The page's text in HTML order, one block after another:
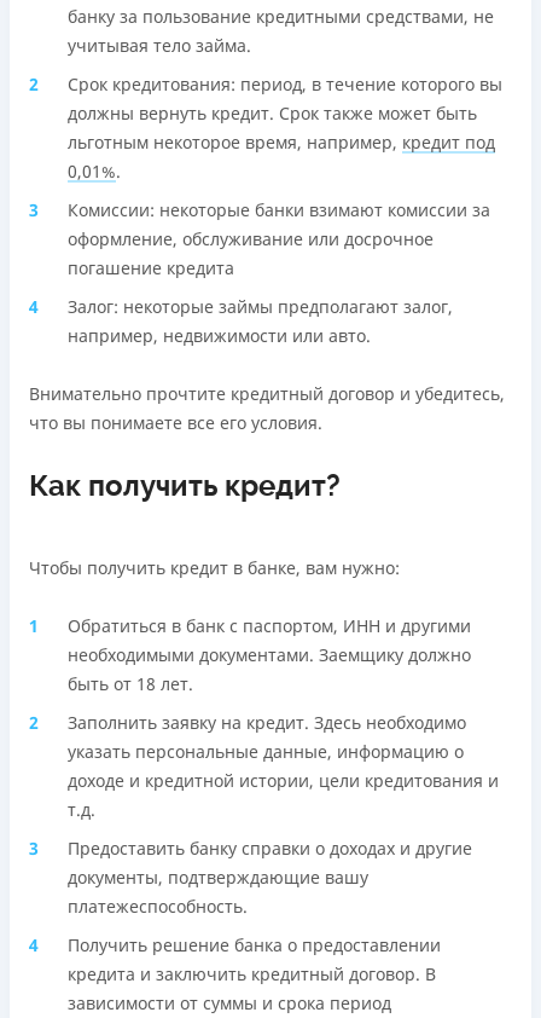
банку за пользование кредитными средствами, не
учитывая тело займа.
Срок кредитования: период, в течение которого вы
должны вернуть кредит. Срок также может быть
льготным некоторое время, например, кредит под
0,01%.
Комиссии: некоторые банки взимают комиссии за
оформление, обслуживание или досрочное
погашение кредита
Залог: некоторые займы предполагают залог,
например, недвижимости или авто.
Внимательно прочтите кредитный договор и убедитесь,
что вы понимаете все его условия.
Как получить кредит?
Чтобы получить кредит в банке, вам нужно:
Обратиться в банк с паспортом, ИНН и другими
необходимыми документами. Заемщику должно
быть от 18 лет.
Заполнить заявку на кредит. Здесь необходимо
указать персональные данные, информацию о
доходе и кредитной истории, цели кредитования и
т.д.
Предоставить банку справки о доходах и другие
документы, подтверждающие вашу
платежеспособность.
Получить решение банка о предоставлении
кредита и заключить кредитный договор. В
зависимости от суммы и срока период